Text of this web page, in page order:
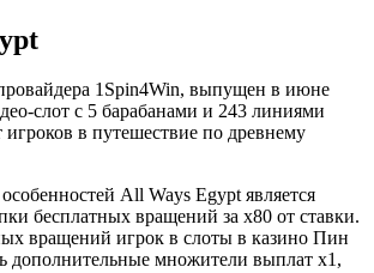
1Spin4Win, выпущен в июне
слот с 5 барабанами и 243 линиями
игроков в путешествие по древнему
All Ways Egypt является
бесплатных вращений за x80 от ставки.
вращений игрок в слоты в казино Пин
дополнительные множители выплат x1,